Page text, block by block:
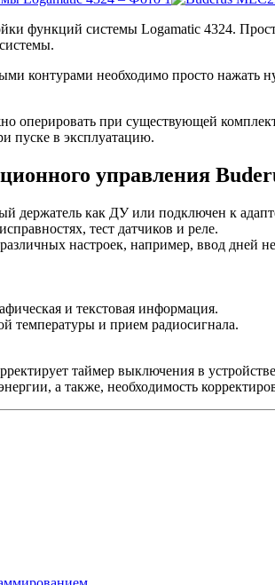
функций системы Logamatic 4324.
контурами необходимо просто
оперировать при существующей
пуске в эксплуатацию.
управления
держатель как ДУ или подключен к
тест датчиков и реле.
настроек, например, ввод дней
и текстовая информация.
температуры и прием радиосигнала.
таймер выключения в
а также, необходимость